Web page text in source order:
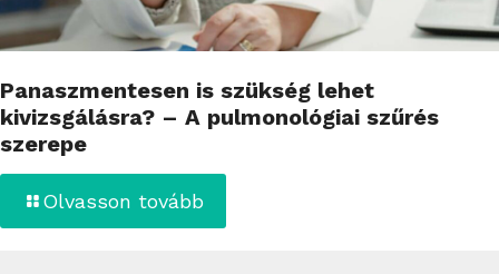
Panaszmentesen is szükség lehet
kivizsgálásra? – A pulmonológiai szűrés
szerepe
Olvasson tovább